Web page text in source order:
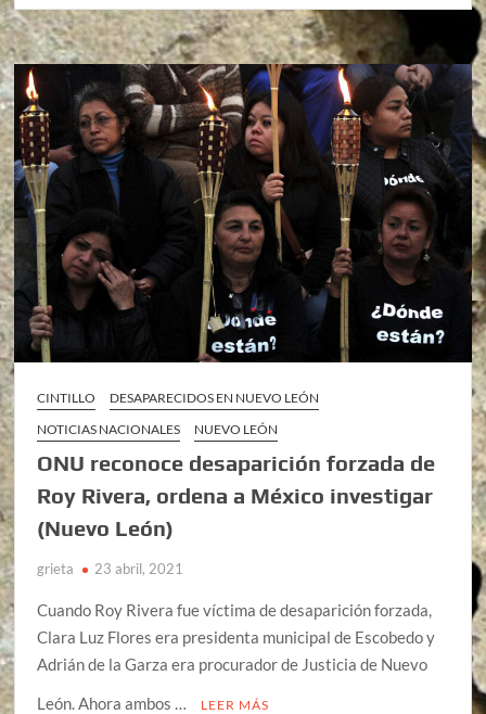
CINTILLO
DESAPARECIDOS EN NUEVO LEÓN
NOTICIAS NACIONALES
NUEVO LEÓN
ONU reconoce desaparición forzada de
Roy Rivera, ordena a México investigar
(Nuevo León)
grieta 23 abril, 2021
Cuando Roy Rivera fue víctima de desaparición forzada,
Clara Luz Flores era presidenta municipal de Escobedo y
Adrián de la Garza era procurador de Justicia de Nuevo
León. Ahora ambos …
LEER MÁS